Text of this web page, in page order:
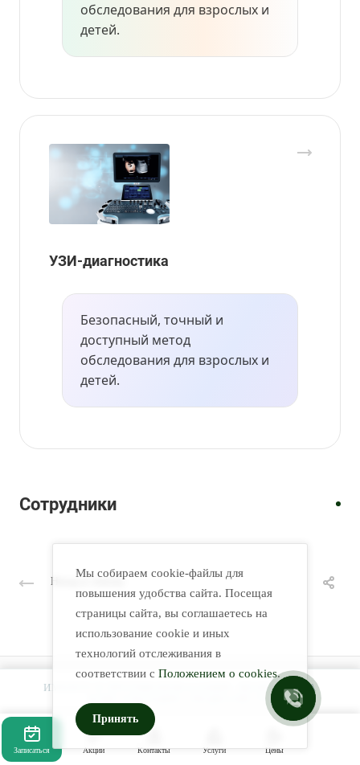
обследования для взрослых и
детей.
УЗИ-диагностика
Безопасный, точный и
доступный метод
обследования для взрослых и
детей.
Сотрудники
Каримджонович
УЗИ,
Леонидовна
Анатольевна
Алексеевна
Врач
Назад к списку
Услуги
Специалисты
Компания
ИМЕЮТСЯ ПРОТИВОПОКАЗАНИЯ. НЕОБХОДИМА
КОНСУЛЬТАЦИЯ СПЕЦИАЛИСТА.
Записаться Акции Контакты Услуги Цены
Мы собираем cookie-файлы для
повышения удобства сайта. Посещая
страницы сайта, вы соглашаетесь на
использование cookie и иных
технологий отслеживания в
соответствии с Положением о cookies.
Принять